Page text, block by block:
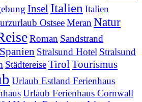
Insel Italien Italien
OstseeMeran Natur
Roman Sandstrand
Spanien Stralsund Hotel Stralsund
StädtereiseTirolTourismus
Urlaub Estland Ferienhaus
Urlaub Ferienhaus Cornwall